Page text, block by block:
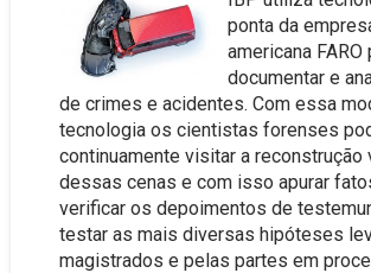
ponta da
americana FARO
documentar e
de crimes e acidentes. Com essa
tecnologia os cientistas forenses
continuamente visitar a reconstrução
dessas cenas e com isso apurar
verificar os depoimentos de
testar as mais diversas hipóteses
magistrados e pelas partes em